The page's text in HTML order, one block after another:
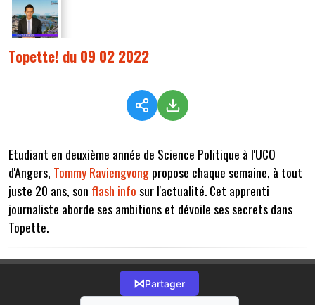
Topette! du 09 02 2022
Etudiant en deuxième année de Science Politique à l'UCO
d'Angers, Tommy Raviengvongpropose chaque semaine, à tout
juste 20 ans, son flash infosur l'actualité. Cet apprenti
journaliste aborde ses ambitions et dévoile ses secrets dans
Topette.
⋈Partager